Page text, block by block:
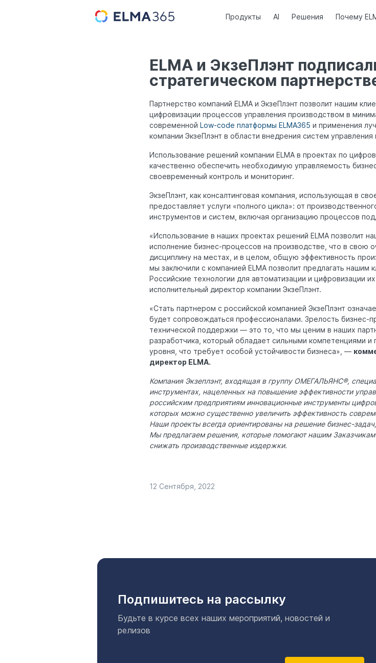
Продукты AI Решения Почему
ELMA и ЭкзеПлэнт
стратегическом
Партнерство компаний ELMA и ЭкзеПлэнт позволит нашим
цифровизации процессов управления производством в
современной Low-code платформы ELMA365 и применения
компании ЭкзеПлэнт в области внедрения систем
Использование решений компании ELMA в проектах по
качественно обеспечить необходимую управляемость
своевременный контроль и мониторинг.
ЭкзеПлэнт, как консалтинговая компания, использующая в
предоставляет услуги «полного цикла»: от
инструментов и систем, включая организацию процессов
«Использование в наших проектах решений ELMA позволит
исполнение бизнес-процессов на производстве, что в свою
дисциплину на местах, и в целом, общую эффективность
мы заключили с компанией ELMA позволит предлагать
Российские технологии для автоматизации и цифровизации
исполнительный директор компании ЭкзеПлэнт.
«Стать партнером с российской компанией ЭкзеПлэнт
будет сопровождаться профессионалами. Зрелость бизнес-
технической поддержки — это то, что мы ценим в наших
разработчика, который обладает сильными компетенциями и
уровня, что требует особой устойчивости бизнеса», —
директор ELMA.
Компания Экзеплэнт, входящая в группу ОМЕГАЛЬЯНС®,
инструментах, нацеленных на повышение эффективности
российским предприятиям инновационные инструменты
которых можно существенно увеличить эффективность
Наши проекты всегда ориентированы на решение бизнес-
Мы предлагаем решения, которые помогают нашим
снижать производственные издержки.
12 Сентября, 2022
Подпишитесь на рассылку
Будьте в курсе всех наших мероприятий, новостей и
релизов